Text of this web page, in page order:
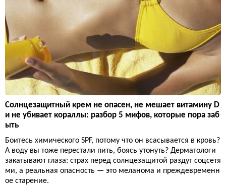
Солнцезащитный крем не опасен, не мешает витамину D
и не убивает кораллы: разбор 5 мифов, которые пора заб
ыть
Боитесь химического SPF, потому что он всасывается в кровь?
А воду вы тоже перестали пить, боясь утонуть? Дерматологи
закатывают глаза: страх перед солнцезащитой раздут соцсетя
ми, а реальная опасность — это меланома и преждевременн
ое старение.